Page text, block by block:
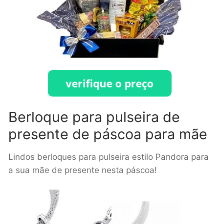
Berloque para pulseira de
presente de páscoa para mãe
Lindos berloques para pulseira estilo Pandora para
a sua mãe de presente nesta páscoa!